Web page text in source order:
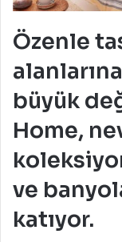
Özenle
büyük
Home,
ve
katıyor.